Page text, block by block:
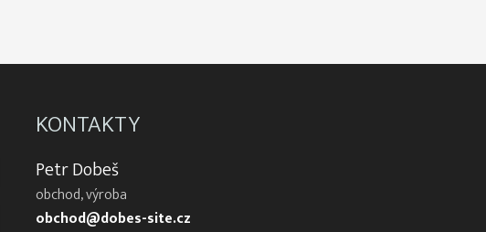
KONTAKTY
Petr Dobeš
obchod, výroba
obchod@dobes-site.cz